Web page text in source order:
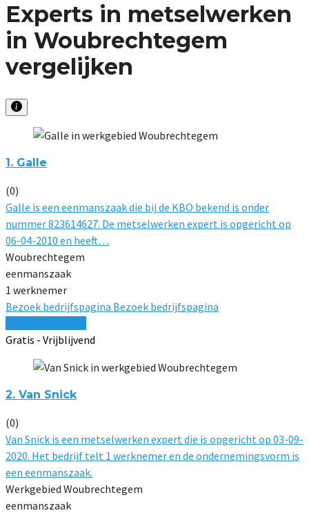
Experts in metselwerken
in Woubrechtegem
vergelijken
1. Galle
(0)
Galle is een eenmanszaak die bij de KBO bekend is onder
nummer 823614627. De metselwerken expert is opgericht op
06-04-2010 en heeft…
Woubrechtegem
eenmanszaak
1 werknemer
Bezoek bedrijfspagina Bezoek bedrijfspagina
Gratis - Vrijblijvend
2. Van Snick
(0)
Van Snick is een metselwerken expert die is opgericht op 03-09-
2020. Het bedrijf telt 1 werknemer en de ondernemingsvorm is
een eenmanszaak.
Werkgebied Woubrechtegem
eenmanszaak